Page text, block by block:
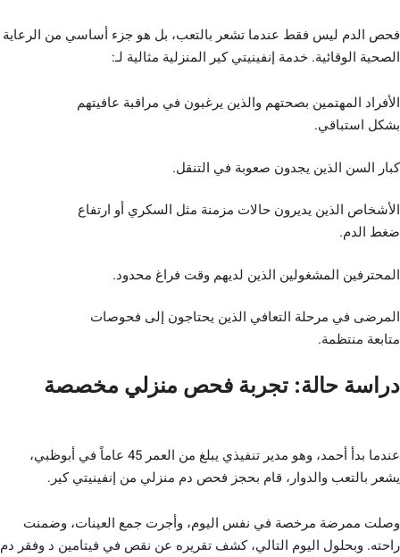
فحص الدم ليس فقط عندما تشعر بالتعب، بل هو جزء أساسي من الرعاية
الصحية الوقائية. خدمة إنفينيتي كير المنزلية مثالية لـ:
الأفراد المهتمين بصحتهم والذين يرغبون في مراقبة عافيتهم
بشكل استباقي.
كبار السن الذين يجدون صعوبة في التنقل.
الأشخاص الذين يديرون حالات مزمنة مثل السكري أو ارتفاع
ضغط الدم.
المحترفين المشغولين الذين لديهم وقت فراغ محدود.
المرضى في مرحلة التعافي الذين يحتاجون إلى فحوصات
متابعة منتظمة.
دراسة حالة: تجربة فحص منزلي مخصصة
عندما بدأ أحمد، وهو مدير تنفيذي يبلغ من العمر 45 عاماً في أبوظبي،
يشعر بالتعب والدوار، قام بحجز فحص دم منزلي من إنفينيتي كير.
وصلت ممرضة مرخصة في نفس اليوم، وأجرت جمع العينات، وضمنت
راحته. وبحلول اليوم التالي، كشف تقريره عن نقص في فيتامين د وفقر دم